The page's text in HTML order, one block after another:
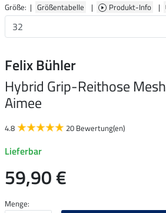
Größe: | Größentabelle | Produkt-Info |
Felix Bühler
Hybrid Grip-Reithose Mesh
Aimee
4.8 20 Bewertung(en)
Lieferbar
59,90 €
Menge: